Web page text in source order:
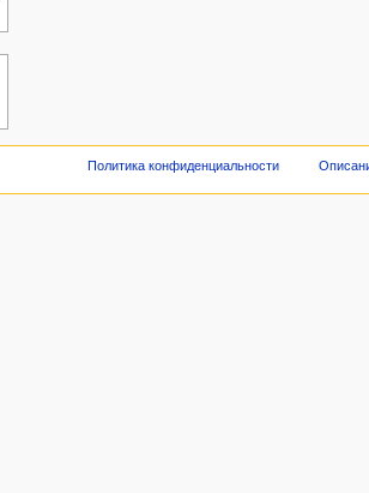
Политика конфиденциальности